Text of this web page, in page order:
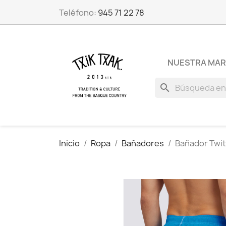
Teléfono: 945 71 22 78
NUESTRA
search
Inicio Ropa Bañadores Bañador